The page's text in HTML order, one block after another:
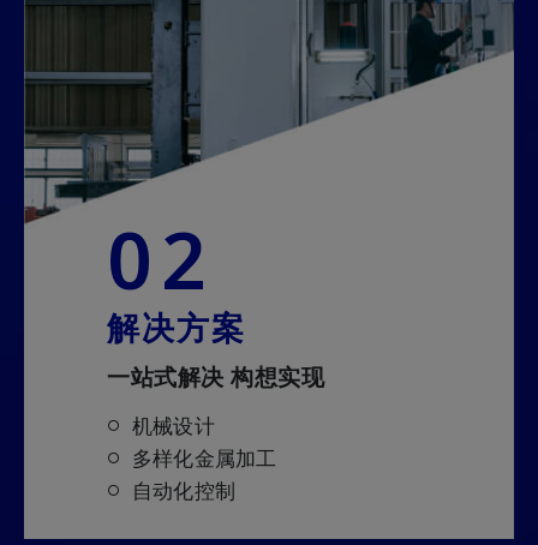
02
解决方案
一站式解决 构想实现
机械设计
多样化金属加工
自动化控制